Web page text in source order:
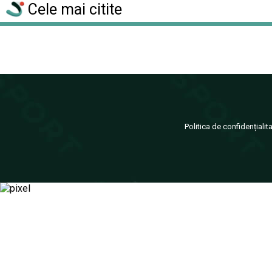
Cele mai citite
Politica de